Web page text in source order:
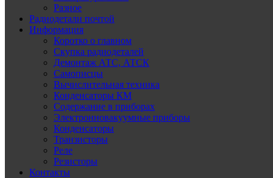
Разное
Радиодетали почтой
Информация
Коротко о главном
Скупка радиодеталей
Демонтаж АТС, АТСК
Самописцы
Вычислительная техника
Конденсаторы КМ
Содержание в приборах
Электронновакуумные приборы
Конденсаторы
Транзисторы
Реле
Резисторы
Контакты